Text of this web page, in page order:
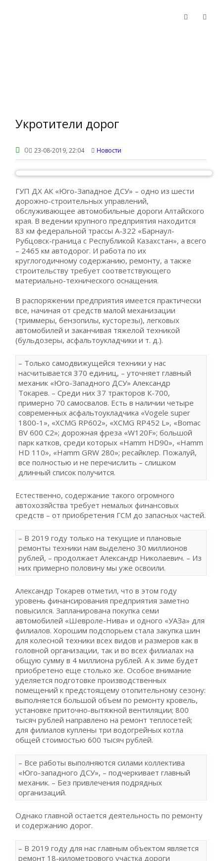
Укротители дорог
23-08-2019, 22:04 Новости
0
ГУП ДХ АК «Юго-Западное ДСУ» – одно из шести
дорожно-строительных управлений,
обслуживающее автомобильные дороги Алтайского
края. В ведении крупного предприятия находится
83 км федеральной трассы A-322 «Барнаул-
Рубцовск-граница с Республикой Казахстан», а всего
– 2465 км автодорог. И работа по их
круглогодичному содержанию, ремонту, а также
строительству требует соответствующего
материально-технического оснащения.
В распоряжении предприятия имеется практически
все, начиная от средств малой механизации
(триммеры, бензопилы, кусторезы), легковых
автомобилей и заканчивая тяжелой техникой
(бульдозеры, асфальтоукладчики и т. д.).
– Только самодвижущейся техники у нас
насчитывается 370 единиц, – уточняет главный
механик «Юго-Западного ДСУ» Александр
Токарев. – Среди них 37 тракторов К-700,
примерно 70 самосвалов. Есть в наличии четыре
современных асфальтоукладчика «Vogele super
1800-1», «XCMG RP602», «XCMG RP452 L», «Bomac
BV 600 C2»; дорожная фреза «W120F»; большой
парк катков, среди которых «Hamm HD90», «Hamm
HD 110», «Hamm GRW 280»; ресайклер. Пожалуй,
все полностью и не перечислить – слишком
длинный список получится.
Естественно, содержание такого огромного
автохозяйства требует немалых финансовых
средств – от приобретения ГСМ до запасных частей.
– В 2019 году только на текущие и плановые
ремонты техники нам выделено 30 миллионов
рублей, – продолжает Александр Николаевич. – Из
них примерно половину мы уже освоили.
Александр Токарев отметил, что в этом году
уровень финансирования предприятия заметно
повысился. Запланирована покупка семи
автомобилей «Шевроле-Нива» и одного «УАЗа» для
филиалов. Хорошим подспорьем стала закупка шин
для колесной техники всех видов и размеров как в
головной организации, так и во всех филиалах на
общую сумму в 4 миллиона рублей. А к зиме будет
приобретено еще столько же. Особое внимание
уделяется подготовке производственных
помещений к предстоящему отопительному сезону:
выполняется большой объем по ремонту кровель,
установке приточно-вытяжной вентиляции; 800
тысяч рублей направлено на ремонт теплосетей;
для филиалов куплены три водогрейных котла
общей стоимостью 600 тысяч рублей.
– Все работы выполняются силами коллектива
«Юго-западного ДСУ», – подчеркивает главный
механик. – Без привлечения подрядных
организаций.
Однако главной остается деятельность по ремонту
и содержанию дорог.
– В 2019 году для нас главным объектом является
ремонт 18-километрового участка дороги